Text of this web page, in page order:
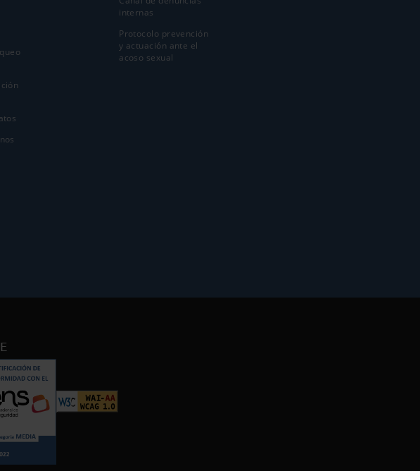
internas
Protocolo prevención
y actuación ante el
acoso sexual